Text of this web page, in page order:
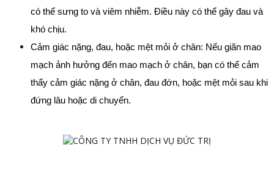
có thể sưng to và viêm nhiễm. Điều này có thể gây đau và
khó chịu.
Cảm giác nặng, đau, hoặc mệt mỏi ở chân: Nếu giãn mao
mạch ảnh hưởng đến mao mạch ở chân, bạn có thể cảm
thấy cảm giác nặng ở chân, đau đớn, hoặc mệt mỏi sau khi
đứng lâu hoặc di chuyển.